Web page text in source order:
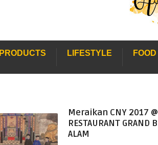
PRODUCTS LIFESTYLE
Meraikan CNY 2017
RESTAURANT GRAND
ALAM